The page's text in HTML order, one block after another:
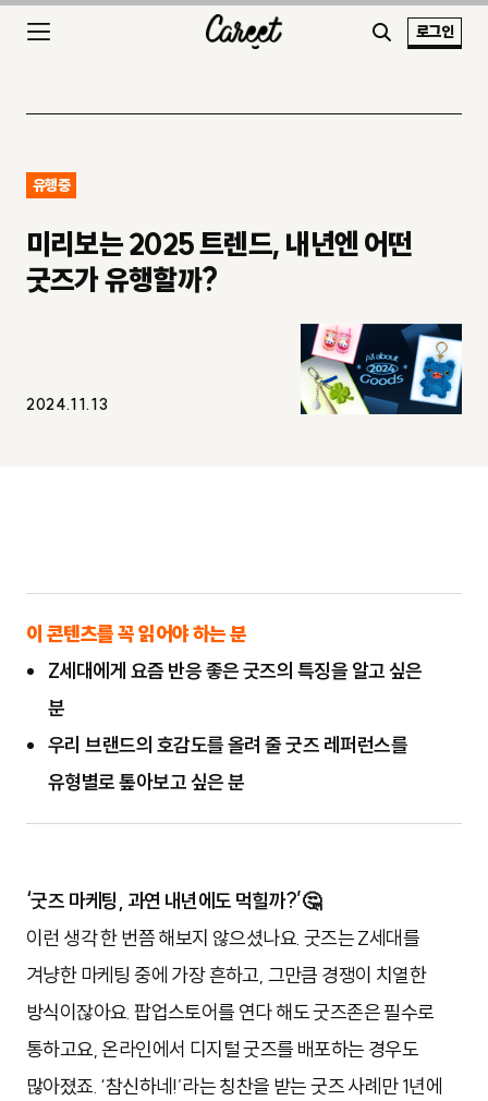
로그인
유행중
미리보는 2025 트렌드, 내년엔 어떤
굿즈가 유행할까?
2024.11.13
이 콘텐츠를 꼭 읽어야 하는 분
Z세대에게 요즘 반응 좋은 굿즈의 특징을 알고 싶은
분
우리 브랜드의 호감도를 올려 줄 굿즈 레퍼런스를
유형별로 톺아보고 싶은 분
‘굿즈 마케팅, 과연 내년에도 먹힐까?’🤔
이런 생각 한 번쯤 해보지 않으셨나요. 굿즈는 Z세대를
겨냥한 마케팅 중에 가장 흔하고, 그만큼 경쟁이 치열한
방식이잖아요. 팝업스토어를 연다 해도 굿즈존은 필수로
통하고요, 온라인에서 디지털 굿즈를 배포하는 경우도
많아졌죠. ‘참신하네!’라는 칭찬을 받는 굿즈 사례만 1년에